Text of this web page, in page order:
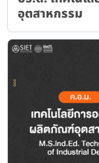
อุตสาหกรรม